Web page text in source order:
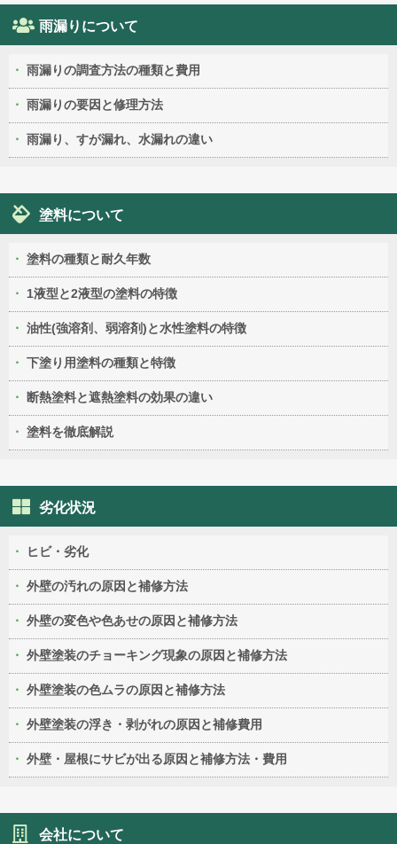
雨漏りについて
雨漏りの調査方法の種類と費用
雨漏りの要因と修理方法
雨漏り、すが漏れ、水漏れの違い
塗料について
塗料の種類と耐久年数
1液型と2液型の塗料の特徴
油性(強溶剤、弱溶剤)と水性塗料の特徴
下塗り用塗料の種類と特徴
断熱塗料と遮熱塗料の効果の違い
塗料を徹底解説
劣化状況
ヒビ・劣化
外壁の汚れの原因と補修方法
外壁の変色や色あせの原因と補修方法
外壁塗装のチョーキング現象の原因と補修方法
外壁塗装の色ムラの原因と補修方法
外壁塗装の浮き・剥がれの原因と補修費用
外壁・屋根にサビが出る原因と補修方法・費用
会社について